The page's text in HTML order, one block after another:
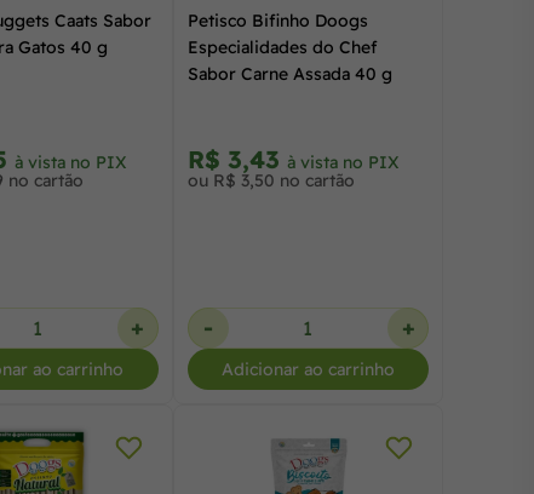
Caats Sabor
Gatos 40 g
à vista no PIX
no cartão
+
ao carrinho
Petisco Bifinho Doogs
Especialidades do Chef
Sabor Carne Assada 40 g
R$ 3,43 à vista no PIX
ou R$ 3,50 no cartão
- +
Adicionar ao carrinho